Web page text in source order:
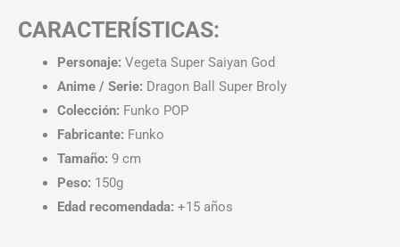
CARACTERÍSTICAS:
Personaje: Vegeta Super Saiyan God
Anime / Serie: Dragon Ball Super Broly
Colección: Funko POP
Fabricante: Funko
Tamaño: 9 cm
Peso: 150g
Edad recomendada: +15 años